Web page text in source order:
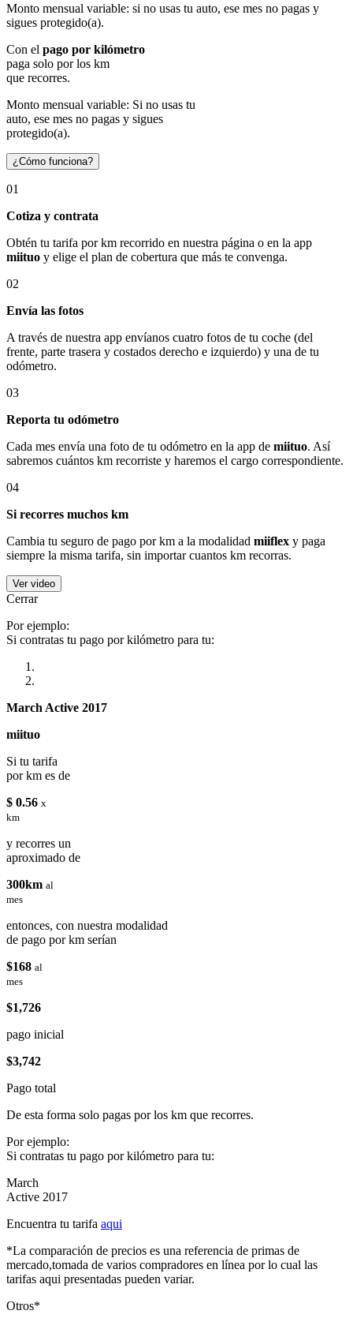
Monto mensual variable: si no usas tu auto, ese mes no pagas y
sigues protegido(a).
Con el pago por kilómetro
paga solo por los km
que recorres.
Monto mensual variable: Si no usas tu
auto, ese mes no pagas y sigues
protegido(a).
¿Cómo funciona?
01
Cotiza y contrata
Obtén tu tarifa por km recorrido en nuestra página o en la app
miituo y elige el plan de cobertura que más te convenga.
02
Envía las fotos
A través de nuestra app envíanos cuatro fotos de tu coche (del
frente, parte trasera y costados derecho e izquierdo) y una de tu
odómetro.
03
Reporta tu odómetro
Cada mes envía una foto de tu odómetro en la app de miituo. Así
sabremos cuántos km recorriste y haremos el cargo correspondiente.
04
Si recorres muchos km
Cambia tu seguro de pago por km a la modalidad miiflex y paga
siempre la misma tarifa, sin importar cuantos km recorras.
Ver video
Cerrar
Por ejemplo:
Si contratas tu pago por kilómetro para tu:
March Active 2017
miituo
Si tu tarifa
por km es de
$ 0.56 x
km
y recorres un
aproximado de
300km al
mes
entonces, con nuestra modalidad
de pago por km serían
$168 al
mes
$1,726
pago inicial
$3,742
Pago total
De esta forma solo pagas por los km que recorres.
Por ejemplo:
Si contratas tu pago por kilómetro para tu:
March
Active 2017
Encuentra tu tarifa aqui
*La comparación de precios es una referencia de primas de
mercado,tomada de varios compradores en línea por lo cual las
tarifas aqui presentadas pueden variar.
Otros*